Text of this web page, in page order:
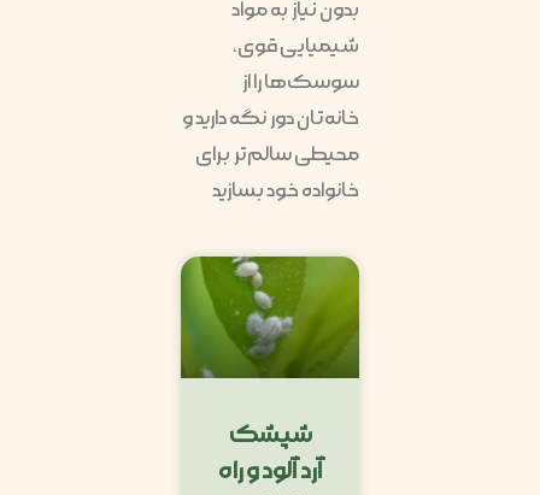
بدون نیاز به مواد
شیمیایی قوی،
سوسک‌ها را از
خانه‌تان دور نگه دارید و
محیطی سالم‌تر برای
خانواده خود بسازید
شپشک
آرد آلود و راه